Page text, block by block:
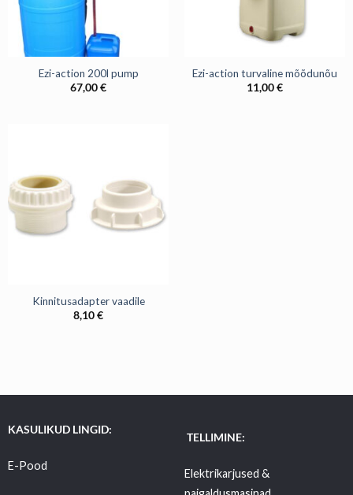
Ezi-action 200l pump
67,00€
Ezi-action turvaline mõõdunõu
11,00€
Kinnitusadapter vaadile
8,10€
KASULIKUD LINGID:
E-Pood
TELLIMINE:
Elektrikarjused &